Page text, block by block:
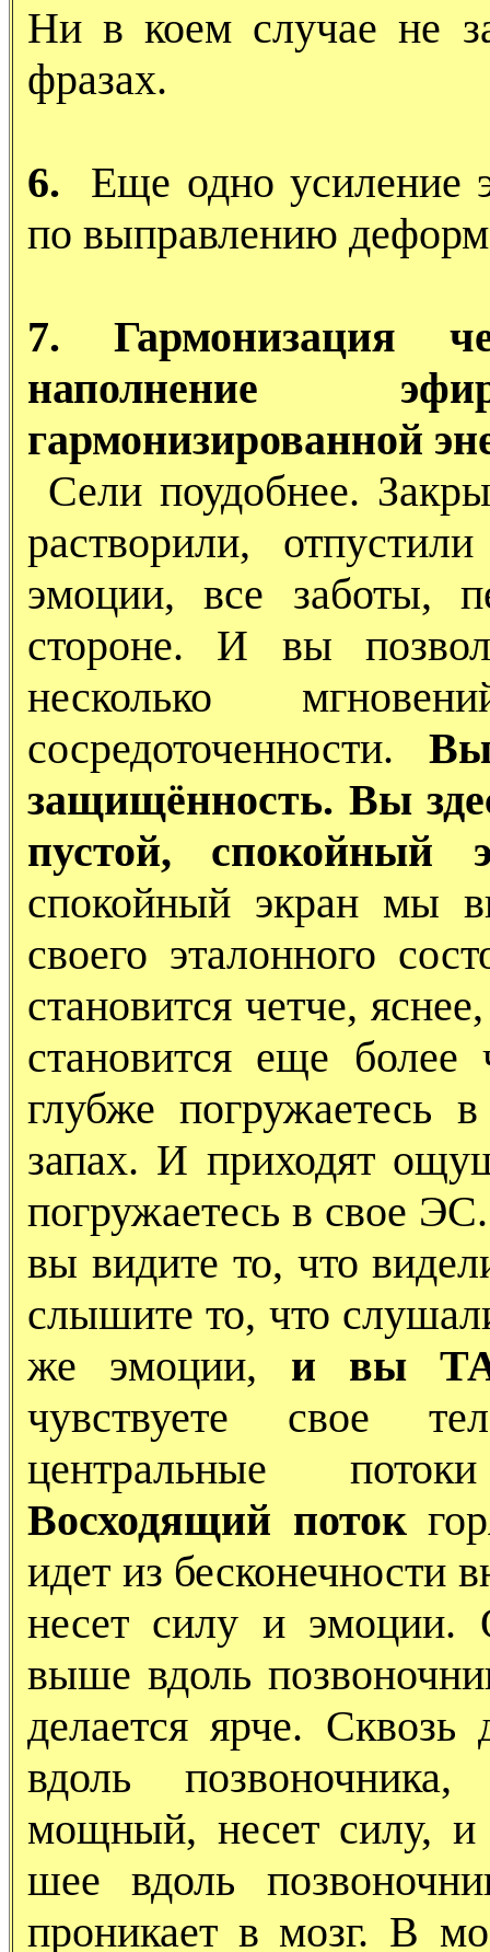
Ни в коем случае не
фразах.
6.
Еще одно
по выправлению
7. Гармонизация
наполнение
гармонизированной
Сели поудобнее.
растворили,
эмоции, все заботы,
стороне. И вы
несколько
сосредоточенности.
защищённость. Вы
пустой, спокойный
спокойный экран мы
своего эталонного
становится четче,
становится еще
глубже
запах. И приходят
погружаетесь в свое
вы видите то, что
слышите то, что
же эмоции, и вы
чувствуете свое
центральные
Восходящий поток
идет из бесконечности
несет силу и эмоции.
выше вдоль
делается ярче.
вдоль
мощный, несет силу,
шее вдоль
проникает в мозг. В